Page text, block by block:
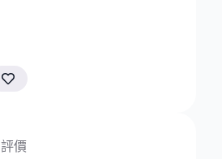
評價